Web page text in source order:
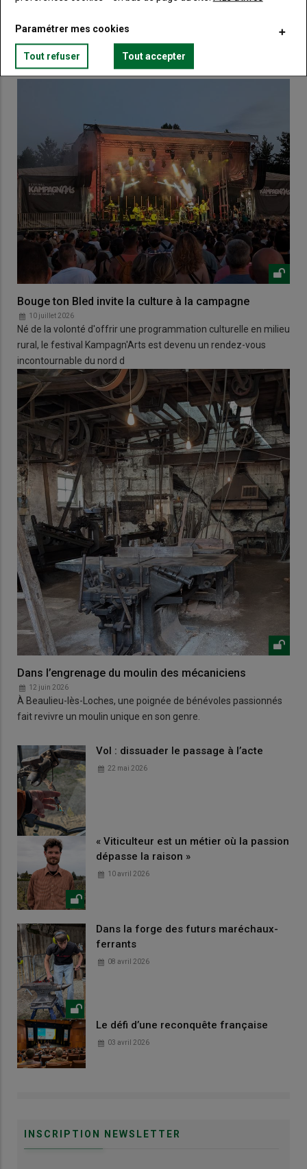
VOUS AIMEREZ AUSSI
Bouge ton Bled invite la culture à la campagne
10 juillet 2026
Né de la volonté d'offrir une programmation culturelle en milieu
rural, le festival Kampagn'Arts est devenu un rendez-vous
incontournable du nord d
Dans l’engrenage du moulin des mécaniciens
12 juin 2026
À Beaulieu-lès-Loches, une poignée de bénévoles passionnés
fait revivre un moulin unique en son genre.
Vol : dissuader le passage à l’acte
22 mai 2026
« Viticulteur est un métier où la passion
dépasse la raison »
10 avril 2026
Dans la forge des futurs maréchaux-
ferrants
08 avril 2026
Le défi d’une reconquête française
03 avril 2026
INSCRIPTION NEWSLETTER
Paramétrer mes cookies
Tout refuser Tout accepter